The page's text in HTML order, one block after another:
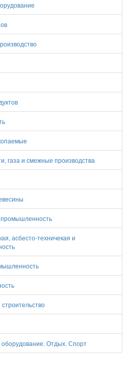
газа и смежные производства
промышленность
асбесто-техничекая и
оборудование. Отдых. Спорт